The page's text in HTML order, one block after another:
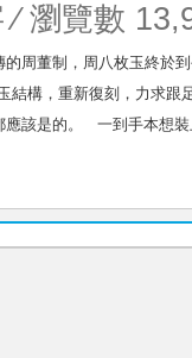
⁄ 瀏覽數
的周董制，周八枚玉終於
結構，重新復刻，力求跟
應該是的。 一到手本想